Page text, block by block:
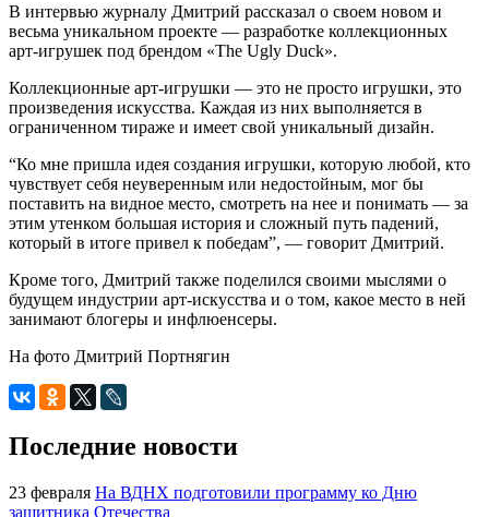
В интервью журналу Дмитрий рассказал о своем новом и
весьма уникальном проекте — разработке коллекционных
арт-игрушек под брендом «The Ugly Duck».
Коллекционные арт-игрушки — это не просто игрушки, это
произведения искусства. Каждая из них выполняется в
ограниченном тираже и имеет свой уникальный дизайн.
“Ко мне пришла идея создания игрушки, которую любой, кто
чувствует себя неуверенным или недостойным, мог бы
поставить на видное место, смотреть на нее и понимать — за
этим утенком большая история и сложный путь падений,
который в итоге привел к победам”, — говорит Дмитрий.
Кроме того, Дмитрий также поделился своими мыслями о
будущем индустрии арт-искусства и о том, какое место в ней
занимают блогеры и инфлюенсеры.
На фото Дмитрий Портнягин
Последние новости
23 февраля На ВДНХ подготовили программу ко Дню
защитника Отечества